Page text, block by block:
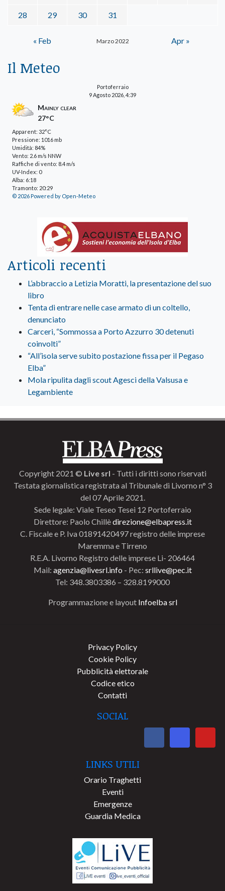
Marzo 2022
28 29 30 31
« Feb Apr »
Il Meteo
Portoferraio
9 Agosto 2026, 4:39
Mainly clear
27°C
Apparent: 32°C
Pressione: 1016 mb
Umidità: 84%
Vento: 2.6 m/s NNW
Raffiche di vento: 8.4 m/s
UV-Index: 0
Alba: 6:18
Tramonto: 20:29
© 2026 Powered by Open-Meteo
Articoli recenti
L’abbraccio a Letizia Moratti, la presentazione del suo
libro
Tenta di entrare nelle case armato di un coltello,
denunciato
Carceri, “Sommossa a Porto Azzurro 30 detenuti
coinvolti”
“All’isola serve subito postazione fissa per il Pegaso
Elba”
Mola ripulita dagli scout Agesci della Valsusa e
Legambiente
Copyright 2021 © Live srl - Tutti i diritti sono riservati
Testata giornalistica registrata al Tribunale di Livorno n° 3
del 07 Aprile 2021.
Sede legale: Viale Teseo Tesei 12 Portoferraio
Direttore: Paolo Chillèdirezione@elbapress.it
C. Fiscale e P. Iva 01891420497 registro delle imprese
Maremma e Tirreno
R.E.A. Livorno Registro delle imprese Li- 206464
Mail: agenzia@livesrl.info - Pec: srllive@pec.it
Tel: 348.3803386 – 328.8199000
Programmazione e layout Infoelba srl
Privacy Policy
Cookie Policy
Pubblicità elettorale
Codice etico
Contatti
SOCIAL
LINKS UTILI
Orario Traghetti
Eventi
Emergenze
Guardia Medica